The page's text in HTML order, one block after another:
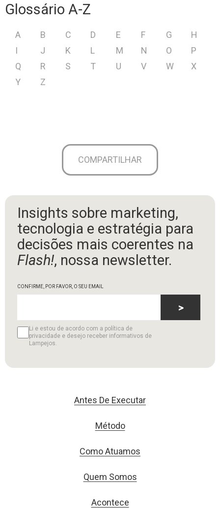
Glossário A-Z
A B C D E F G
H
I
J K L M N O
P
Q
R S T U V W
X
Y
Z
COMPARTILHAR
Insights sobre marketing,
tecnologia e estratégia para
decisões mais coerentes na
Flash!, nossa newsletter.
CONFIRME, POR FAVOR, O SEU EMAIL
Li e estou de acordo com a política de
privacidade e desejo receber informativos de
Lampejos.
>
Antes De Executar
Método
Como Atuamos
Quem Somos
Acontece